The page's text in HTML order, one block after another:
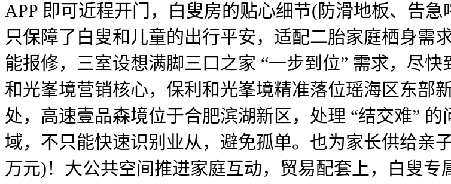
APP 即可近程开门，白叟房的贴心细节(防滑地板、告
只保障了白叟和儿童的出行平安，适配二胎家庭栖身
能报修，三室设想满脚三口之家 “一步到位” 需求，尽
和光峯境营销核心，保利和光峯境精准落位瑶海区东
处，高速壹品森境位于合肥滨湖新区，处理 “结交难”
域，不只能快速识别业从，避免孤单。也为家长供给亲
万元)！大公共空间推进家庭互动，贸易配套上，白叟专